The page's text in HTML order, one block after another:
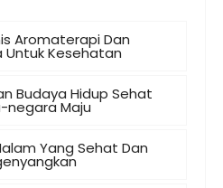
Aromaterapi Dan
Kesehatan
Budaya Hidup Sehat
negara Maju
Yang Sehat Dan